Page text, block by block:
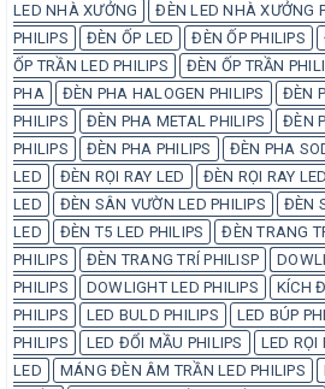
LED NHÀ XƯỞNG
ĐÈN LED NHÀ XƯỞNG
PHILIPS
ĐÈN ỐP LED ĐÈN ỐP PHILIPS
ỐP TRẦN LED PHILIPS
ĐÈN ỐP TRẦN
PHA
ĐÈN PHA HALOGEN PHILIPS ĐÈN
PHILIPS
ĐÈN PHA METAL PHILIPS
ĐÈN
PHILIPS
ĐÈN PHA PHILIPS ĐÈN PHA
LED
ĐÈN RỌI RAY LED ĐÈN RỌI RAY
LED
ĐÈN SÂN VƯỜN LED PHILIPS ĐÈN
LED
ĐÈN T5 LED PHILIPS ĐÈN TRANG
PHILIPS
ĐÈN TRANG TRÍ PHILISP
PHILIPS
DOWLIGHT LED PHILIPS KÍCH
PHILIPS
LED BULD PHILIPS LED BÚP
PHILIPS
LED ĐỔI MẦU PHILIPS LED RỌI
LED
MÁNG ĐÈN ÂM TRẦN LED PHILIPS